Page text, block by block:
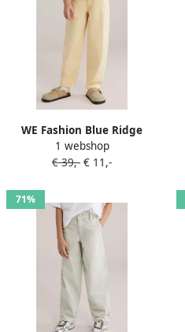
WE Fashion Blue Ridge
high waist barrel jeans
lichtgeel
1 webshop
€ 39,- € 11,-
71%